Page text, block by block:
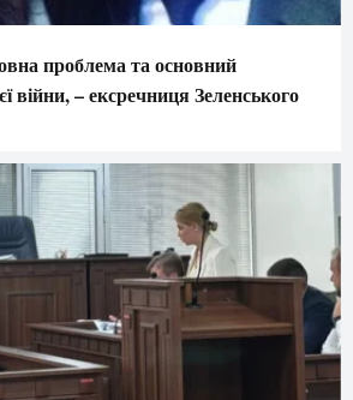
проблема та основний
війни, – ексречниця Зеленського